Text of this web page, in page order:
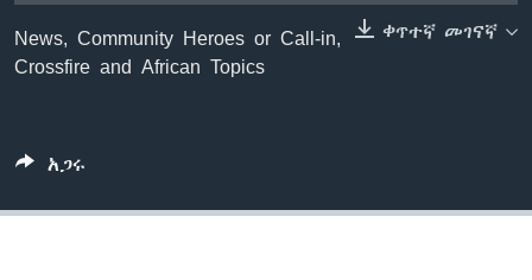
ቀጥተኛ መገናኛ
News, Community Heroes or Call-in,
Crossfire and African Topics
አጋሩ